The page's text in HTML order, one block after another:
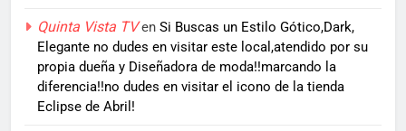
Quinta Vista TVen Si Buscas un Estilo Gótico,Dark,
Elegante no dudes en visitar este local,atendido por su
propia dueña y Diseñadora de moda!!marcando la
diferencia!!no dudes en visitar el icono de la tienda
Eclipse de Abril!